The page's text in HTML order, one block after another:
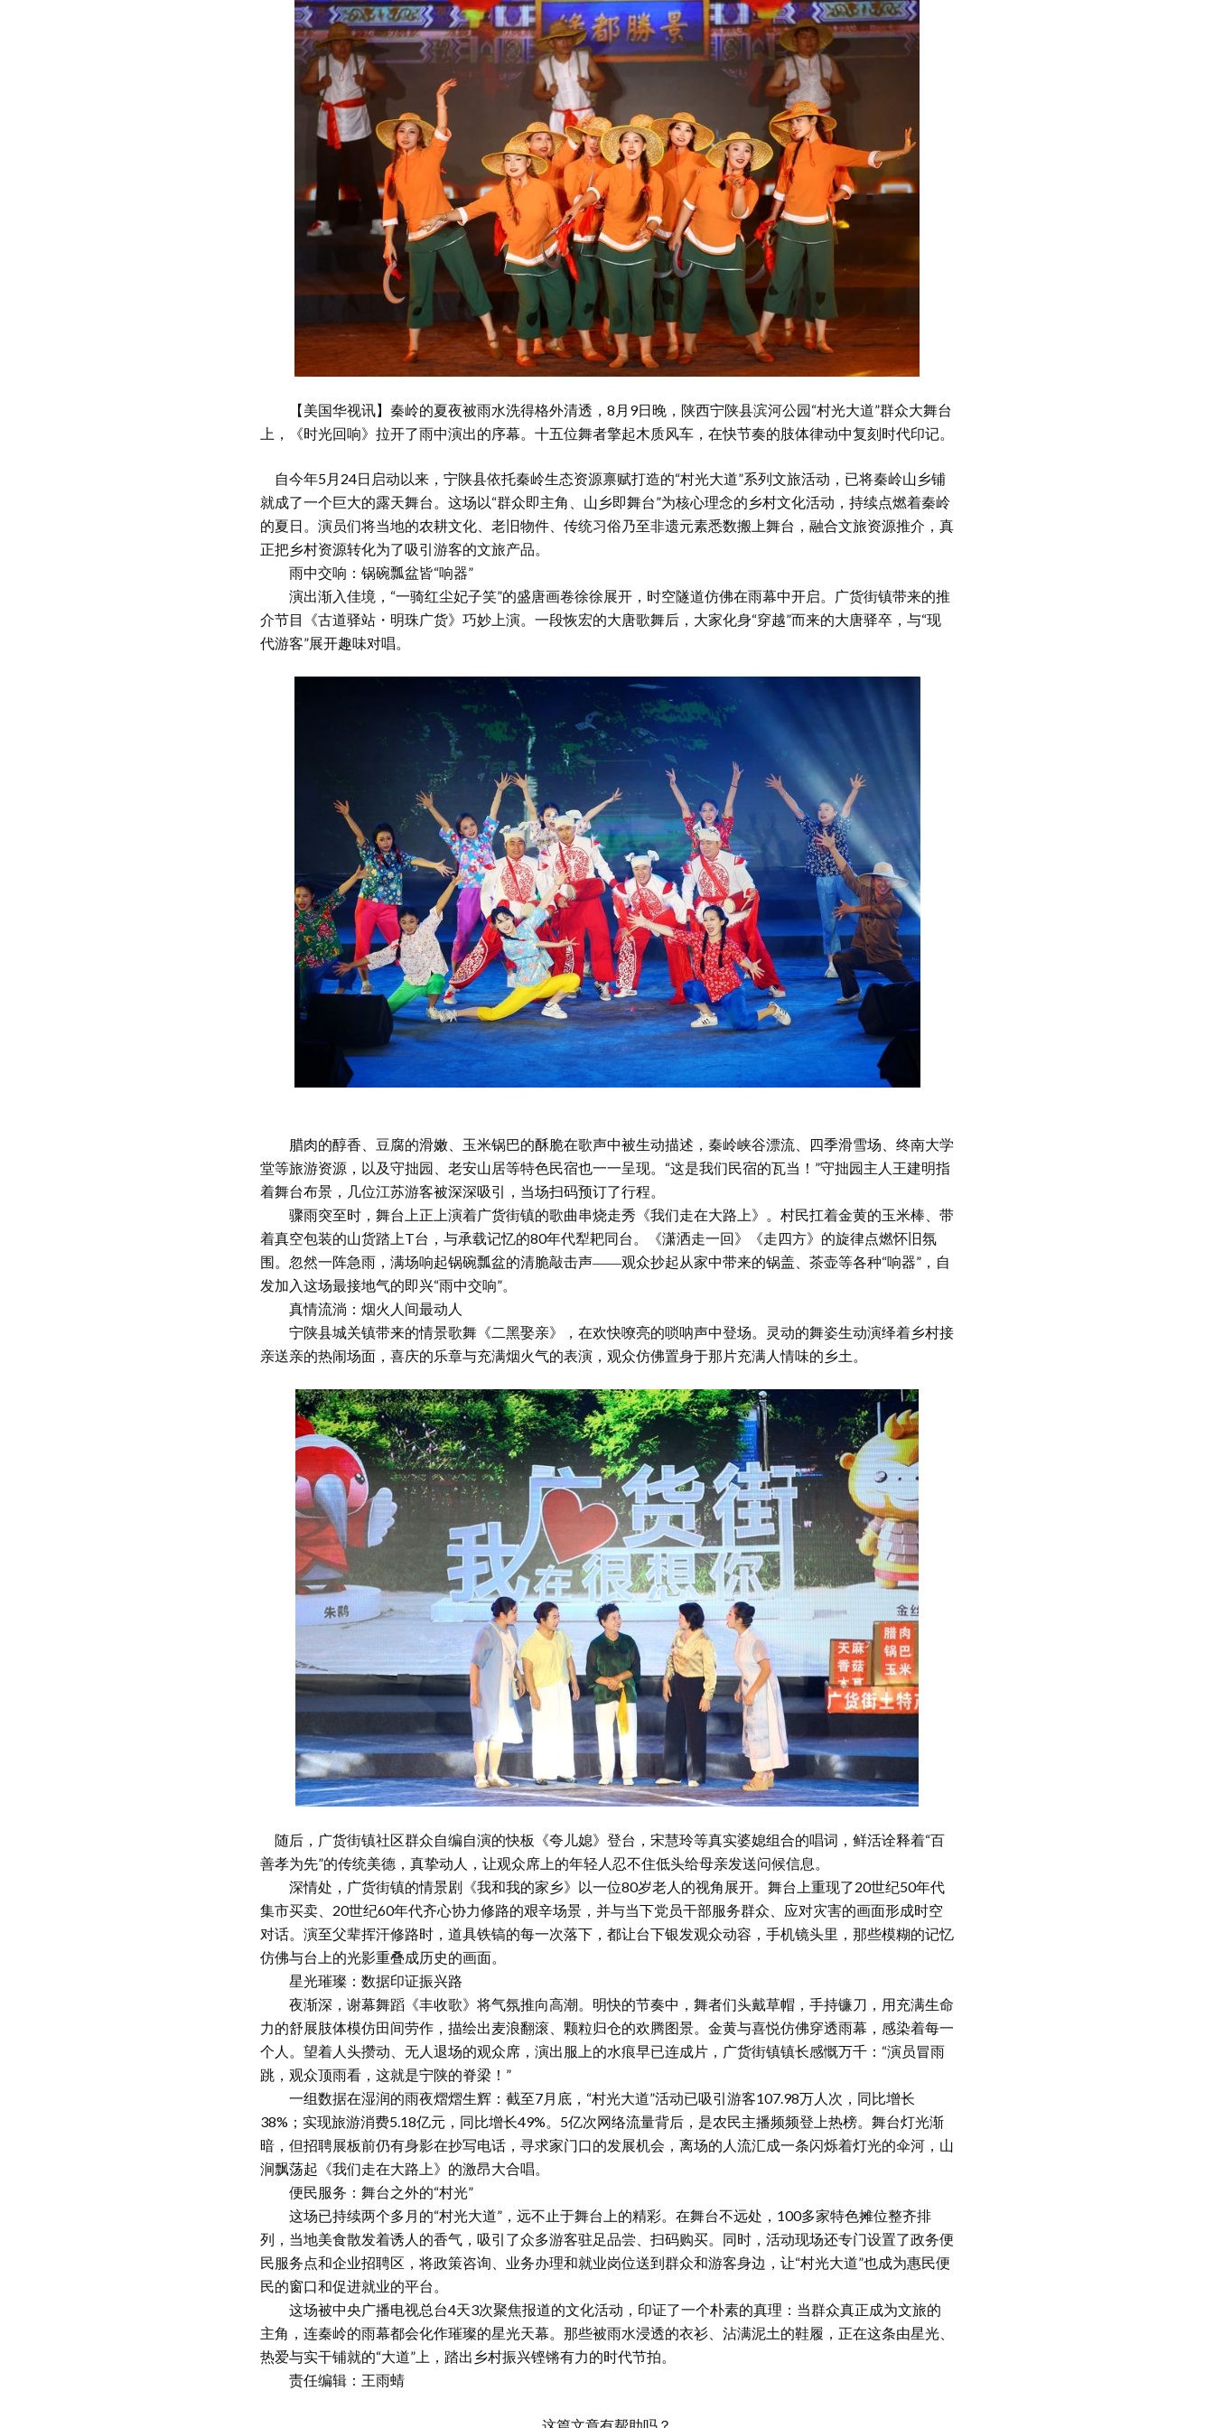
【美国华视讯】秦岭的夏夜被雨水洗得格外清透，8月9日晚，陕西宁陕县滨河公园“村光大道”群众大舞台
上，《时光回响》拉开了雨中演出的序幕。十五位舞者擎起木质风车，在快节奏的肢体律动中复刻时代印记。
自今年5月24日启动以来，宁陕县依托秦岭生态资源禀赋打造的“村光大道”系列文旅活动，已将秦岭山乡铺
就成了一个巨大的露天舞台。这场以“群众即主角、山乡即舞台”为核心理念的乡村文化活动，持续点燃着秦岭
的夏日。演员们将当地的农耕文化、老旧物件、传统习俗乃至非遗元素悉数搬上舞台，融合文旅资源推介，真
正把乡村资源转化为了吸引游客的文旅产品。
雨中交响：锅碗瓢盆皆“响器”
演出渐入佳境，“一骑红尘妃子笑”的盛唐画卷徐徐展开，时空隧道仿佛在雨幕中开启。广货街镇带来的推
介节目《古道驿站・明珠广货》巧妙上演。一段恢宏的大唐歌舞后，大家化身“穿越”而来的大唐驿卒，与“现
代游客”展开趣味对唱。
腊肉的醇香、豆腐的滑嫩、玉米锅巴的酥脆在歌声中被生动描述，秦岭峡谷漂流、四季滑雪场、终南大学
堂等旅游资源，以及守拙园、老安山居等特色民宿也一一呈现。“这是我们民宿的瓦当！”守拙园主人王建明指
着舞台布景，几位江苏游客被深深吸引，当场扫码预订了行程。
骤雨突至时，舞台上正上演着广货街镇的歌曲串烧走秀《我们走在大路上》。村民扛着金黄的玉米棒、带
着真空包装的山货踏上T台，与承载记忆的80年代犁耙同台。《潇洒走一回》《走四方》的旋律点燃怀旧氛
围。忽然一阵急雨，满场响起锅碗瓢盆的清脆敲击声――观众抄起从家中带来的锅盖、茶壶等各种“响器”，自
发加入这场最接地气的即兴“雨中交响”。
真情流淌：烟火人间最动人
宁陕县城关镇带来的情景歌舞《二黑娶亲》，在欢快嘹亮的唢呐声中登场。灵动的舞姿生动演绎着乡村接
亲送亲的热闹场面，喜庆的乐章与充满烟火气的表演，观众仿佛置身于那片充满人情味的乡土。
随后，广货街镇社区群众自编自演的快板《夸儿媳》登台，宋慧玲等真实婆媳组合的唱词，鲜活诠释着“百
善孝为先”的传统美德，真挚动人，让观众席上的年轻人忍不住低头给母亲发送问候信息。
深情处，广货街镇的情景剧《我和我的家乡》以一位80岁老人的视角展开。舞台上重现了20世纪50年代
集市买卖、20世纪60年代齐心协力修路的艰辛场景，并与当下党员干部服务群众、应对灾害的画面形成时空
对话。演至父辈挥汗修路时，道具铁镐的每一次落下，都让台下银发观众动容，手机镜头里，那些模糊的记忆
仿佛与台上的光影重叠成历史的画面。
星光璀璨：数据印证振兴路
夜渐深，谢幕舞蹈《丰收歌》将气氛推向高潮。明快的节奏中，舞者们头戴草帽，手持镰刀，用充满生命
力的舒展肢体模仿田间劳作，描绘出麦浪翻滚、颗粒归仓的欢腾图景。金黄与喜悦仿佛穿透雨幕，感染着每一
个人。望着人头攒动、无人退场的观众席，演出服上的水痕早已连成片，广货街镇镇长感慨万千：“演员冒雨
跳，观众顶雨看，这就是宁陕的脊梁！”
一组数据在湿润的雨夜熠熠生辉：截至7月底，“村光大道”活动已吸引游客107.98万人次，同比增长
38%；实现旅游消费5.18亿元，同比增长49%。5亿次网络流量背后，是农民主播频频登上热榜。舞台灯光渐
暗，但招聘展板前仍有身影在抄写电话，寻求家门口的发展机会，离场的人流汇成一条闪烁着灯光的伞河，山
涧飘荡起《我们走在大路上》的激昂大合唱。
便民服务：舞台之外的“村光”
这场已持续两个多月的“村光大道”，远不止于舞台上的精彩。在舞台不远处，100多家特色摊位整齐排
列，当地美食散发着诱人的香气，吸引了众多游客驻足品尝、扫码购买。同时，活动现场还专门设置了政务便
民服务点和企业招聘区，将政策咨询、业务办理和就业岗位送到群众和游客身边，让“村光大道”也成为惠民便
民的窗口和促进就业的平台。
这场被中央广播电视总台4天3次聚焦报道的文化活动，印证了一个朴素的真理：当群众真正成为文旅的
主角，连秦岭的雨幕都会化作璀璨的星光天幕。那些被雨水浸透的衣衫、沾满泥土的鞋履，正在这条由星光、
热爱与实干铺就的“大道”上，踏出乡村振兴铿锵有力的时代节拍。
责任编辑：王雨蜻